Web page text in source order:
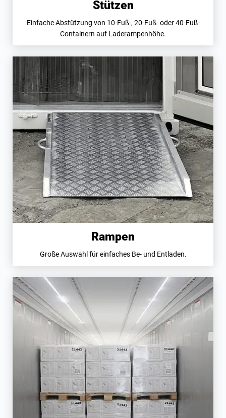
Stützen
Einfache Abstützung von 10-Fuß-, 20-Fuß- oder 40-Fuß-
Containern auf Laderampenhöhe.
Rampen
Große Auswahl für einfaches Be- und Entladen.